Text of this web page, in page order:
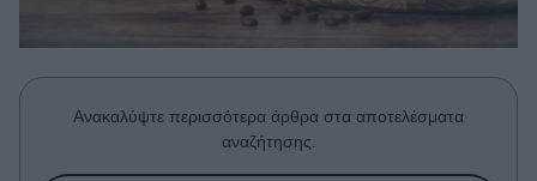
Πρόσωπα
Συνεντεύξεις
Ανακαλύψτε περισσότερα άρθρα στα αποτελέσματα
αναζήτησης.